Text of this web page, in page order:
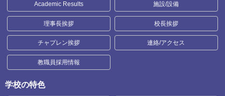
Academic Results 施設/設備
理事長挨拶 校長挨拶
チャプレン挨拶 連絡/アクセス
教職員採用情報
学校の特色